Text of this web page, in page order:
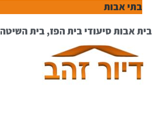
בתי אבות
בית אבות סיעודי בית הפז, בית השיטה